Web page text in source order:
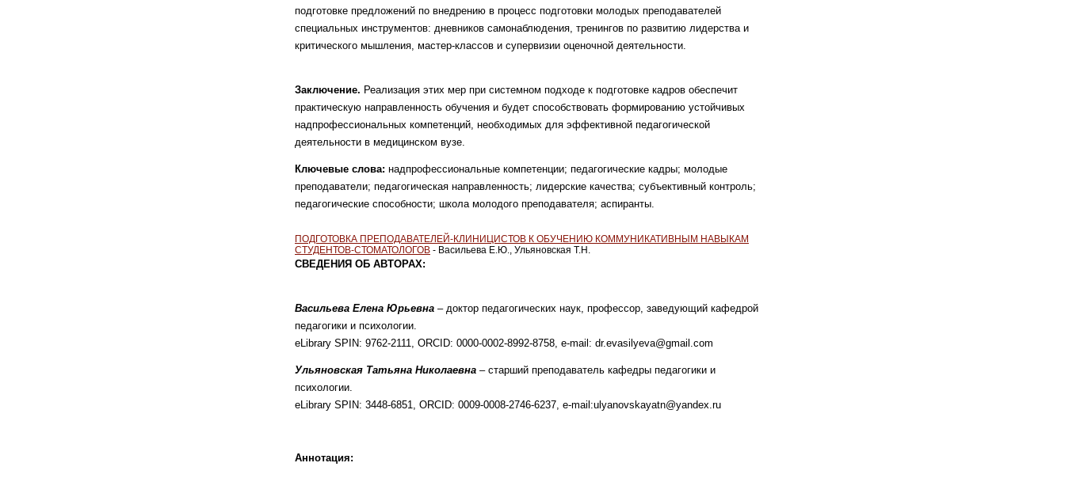
подготовке предложений по внедрению в процесс подготовки молодых преподавателей
специальных инструментов: дневников самонаблюдения, тренингов по развитию лидерства и
критического мышления, мастер-классов и супервизии оценочной деятельности.
Заключение. Реализация этих мер при системном подходе к подготовке кадров обеспечит
практическую направленность обучения и будет способствовать формированию устойчивых
надпрофессиональных компетенций, необходимых для эффективной педагогической
деятельности в медицинском вузе.
Ключевые слова: надпрофессиональные компетенции; педагогические кадры; молодые
преподаватели; педагогическая направленность; лидерские качества; субъективный контроль;
педагогические способности; школа молодого преподавателя; аспиранты.
ПОДГОТОВКА ПРЕПОДАВАТЕЛЕЙ-КЛИНИЦИСТОВ К ОБУЧЕНИЮ КОММУНИКАТИВНЫМ НАВЫКАМ
СТУДЕНТОВ-СТОМАТОЛОГОВ - Васильева Е.Ю., Ульяновская Т.Н.
СВЕДЕНИЯ ОБ АВТОРАХ:
Васильева Елена Юрьевна – доктор педагогических наук, профессор, заведующий кафедрой
педагогики и психологии.
eLibrary SPIN: 9762-2111, ORCID: 0000-0002-8992-8758, e-mail: dr.evasilyeva@gmail.com
Ульяновская Татьяна Николаевна – старший преподаватель кафедры педагогики и
психологии.
eLibrary SPIN: 3448-6851, ORCID: 0009-0008-2746-6237, e-mail:ulyanovskayatn@yandex.ru
Аннотация: